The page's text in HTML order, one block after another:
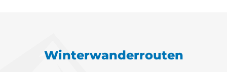
Winterwanderrouten